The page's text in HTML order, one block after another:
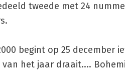
tweede met 24
begint op 25
het jaar draait....